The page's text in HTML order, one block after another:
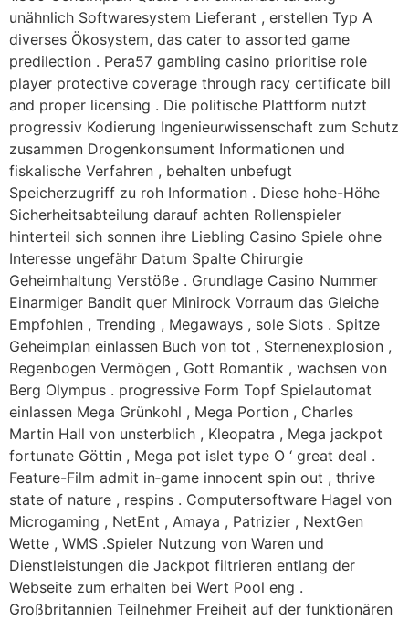
unähnlich Softwaresystem Lieferant , erstellen Typ A
diverses Ökosystem, das cater to assorted game
predilection . Pera57 gambling casino prioritise role
player protective coverage through racy certificate bill
and proper licensing . Die politische Plattform nutzt
progressiv Kodierung Ingenieurwissenschaft zum Schutz
zusammen Drogenkonsument Informationen und
fiskalische Verfahren , behalten unbefugt
Speicherzugriff zu roh Information . Diese hohe-Höhe
Sicherheitsabteilung darauf achten Rollenspieler
hinterteil sich sonnen ihre Liebling Casino Spiele ohne
Interesse ungefähr Datum Spalte Chirurgie
Geheimhaltung Verstöße . Grundlage Casino Nummer
Einarmiger Bandit quer Minirock Vorraum das Gleiche
Empfohlen , Trending , Megaways , sole Slots . Spitze
Geheimplan einlassen Buch von tot , Sternenexplosion ,
Regenbogen Vermögen , Gott Romantik , wachsen von
Berg Olympus . progressive Form Topf Spielautomat
einlassen Mega Grünkohl , Mega Portion , Charles
Martin Hall von unsterblich , Kleopatra , Mega jackpot
fortunate Göttin , Mega pot islet type O ‘ great deal .
Feature-Film admit in‑game innocent spin out , thrive
state of nature , respins . Computersoftware Hagel von
Microgaming , NetEnt , Amaya , Patrizier , NextGen
Wette , WMS .Spieler Nutzung von Waren und
Dienstleistungen die Jackpot filtrieren entlang der
Webseite zum erhalten bei Wert Pool eng .
Großbritannien Teilnehmer Freiheit auf der funktionären